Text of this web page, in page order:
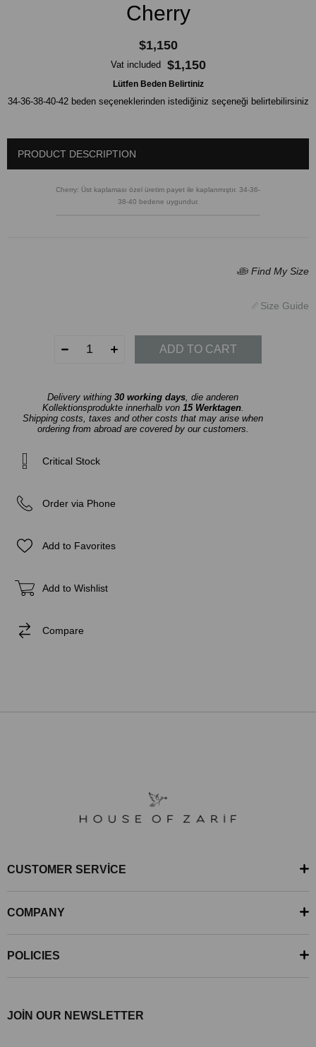
Cherry
$1,150
Vat included $1,150
Lütfen Beden Belirtiniz
34-36-38-40-42 beden seçeneklerinden istediğiniz seçeneği belirtebilirsiniz
PRODUCT DESCRIPTION
Cherry: Üst kaplaması özel üretim payet ile kaplanmıştır. 34-36-
38-40 bedene uygundur.
Delivery withing 30 working days, die anderen
Kollektionsprodukte innerhalb von 15 Werktagen.
Shipping costs, taxes and other costs that may arise when
ordering from abroad are covered by our customers.
Critical Stock
Order via Phone
Add to Favorites
Add to Wishlist
Compare
CUSTOMER SERVİCE
COMPANY
POLICIES
JOİN OUR NEWSLETTER